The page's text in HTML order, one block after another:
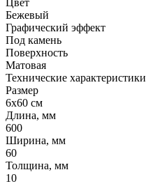
Бежевый
Графический эффект
Под камень
Поверхность
Матовая
Технические характеристики
Размер
6x60 см
Длина, мм
600
Ширина, мм
60
Толщина, мм
10